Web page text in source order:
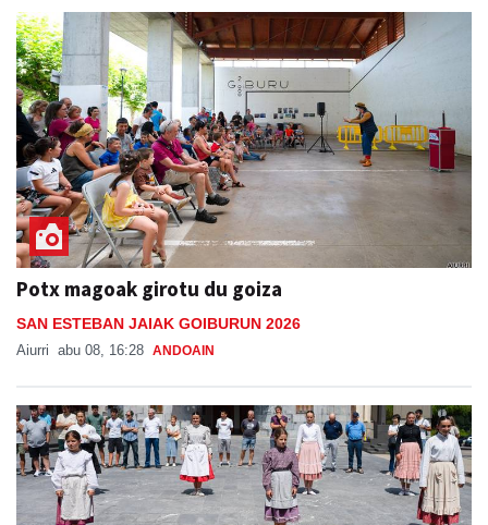
Potx magoak girotu du goiza
SAN ESTEBAN JAIAK GOIBURUN 2026
Aiurri abu 08, 16:28 ANDOAIN